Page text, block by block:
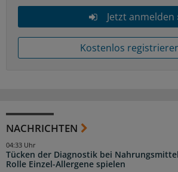
Jetzt anmelden
Kostenlos
NACHRICHTEN
Tücken der Diagnostik bei
Rolle Einzel-Allergene spielen
04:33 Uhr